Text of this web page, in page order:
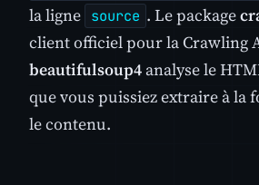
la ligne source . Le package
client officiel pour la Crawling
beautifulsoup4 analyse le
que vous puissiez extraire à la
le contenu.